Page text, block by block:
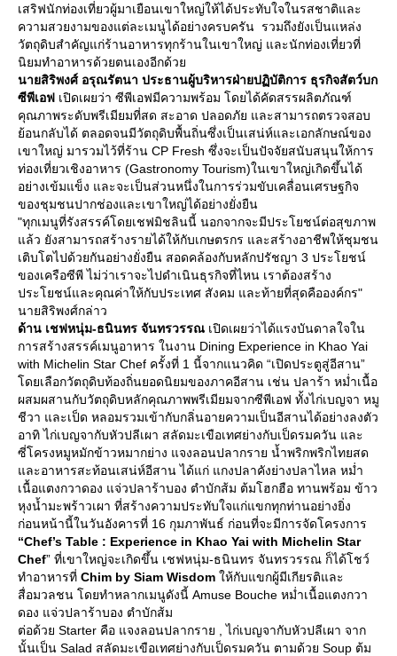
เสริฟนักท่องเที่ยวผู้มาเยือนเขาใหญ่ให้ได้ประทับใจในรสชาติและ
ความสวยงามของแต่ละเมนูได้อย่างครบครัน รวมถึงยังเป็นแหล่ง
วัตถุดิบสำคัญแก่ร้านอาหารทุกร้านในเขาใหญ่ และนักท่องเที่ยวที่
นิยมทำอาหารด้วยตนเองอีกด้ว
นายสิริพงศ์ อรุณรัตนา ประธานผู้บริหารฝ่ายปฏิบัติการ ธุรกิจสัตว์บก
ซีพีเอฟ เปิดเผยว่า ซีพีเอฟมีความพร้อม โดยได้คัดสรรผลิตภัณฑ์
คุณภาพระดับพรีเมียมที่สด สะอาด ปลอดภัย และสามารถตรวจสอบ
้อนกลับได้ ตลอดจนมีวัตถุดิบพื้นถิ่นซึ่งเป็นเสน่ห์และเอกลักษณ์ของ
เขาใหญ่ มารวมไว้ที่ร้าน CP Fresh ซึ่งจะเป็นปัจจัยสนับสนุนให้การ
ท่องเที่ยวเชิงอาหาร (Gastronomy Tourism)ในเขาใหญ่เกิดขึ้นได้
อย่างเข้มแข็ง และจะเป็นส่วนหนึ่งในการร่วมขับเคลื่อนเศรษฐกิจ
ของชุมชนปากช่องและเขาใหญ่ได้อย่างยั่งยืน
"ทุกเมนูที่รังสรรค์โดยเชฟมิชลินนี้ นอกจากจะมีประโยชน์ต่อสุขภาพ
ล้ว ยังสามารถสร้างรายได้ให้กับเกษตรกร และสร้างอาชีพให้ชุมชน
เติบโตไปด้วยกันอย่างยั่งยืน สอดคล้องกับหลักปรัชญา 3 ประโยชน์
ของเครือซีพี ไม่ว่าเราจะไปดำเนินธุรกิจที่ไหน เราต้องสร้าง
ประโยชน์และคุณค่าให้กับประเทศ สังคม และท้ายที่สุดคือองค์กร"
นายสิริพงศ์กล่าว
ด้าน เชฟหนุ่ม-ธนินทร จันทรวรรณ เปิดเผยว่าได้แรงบันดาลใจใน
การสร้างสรรค์เมนูอาหาร ในงาน Dining Experience in Khao Yai
with Michelin Star Chef ครั้งที่ 1 นี้จากแนวคิด “เปิดประตูสู่อีสาน”
ดยเลือกวัตถุดิบท้องถิ่นยอดนิยมของภาคอีสาน เช่น ปลาร้า หม่ำเนื้อ
ผสมผสานกับวัตถุดิบหลักคุณภาพพรีเมียมจากซีพีเอฟ ทั้งไก่เบญจา หมู
ชีวา และเป็ด หลอมรวมเข้ากับกลิ่นอายความเป็นอีสานได้อย่างลงตัว
อาทิ ไก่เบญจากับหัวปลีเผา สลัดมะเขือเทศย่างกับเป็ดรมควัน และ
ซี่โครงหมูหมักข้าวหมากย่าง แจงลอนปลากราย น้ำพริกพริกไทยสด
ละอาหารสะท้อนเสน่ห์อีสาน ได้แก่ แกงปลาคังย่างปลาไหล หม่ำ
เนื้อแตงกวาดอง แจ่วปลาร้าบอง ตำบักส้ม ต้มโฮกฮือ ทานพร้อม ข้าว
หุงน้ำมะพร้าวเผา ที่สร้างความประทับใจแก่แขกทุกท่านอย่างยิ่ง
ก่อนหน้านี้ในวันอังคารที่ 16 กุมภาพันธ์ ก่อนที่จะมีการจัดโครงการ
“Chef’s Table : Experience in Khao Yai with Michelin Star
Chef” ที่เขาใหญ่จะเกิดขึ้น เชฟหนุ่ม-ธนินทร จันทรวรรณ ก็ได้โชว์
ทำอาหารที่ Chim by Siam Wisdom ห้กับแขกผู้มีเกียรติและ
สื่อมวลชน โดยทำหลากเมนูดังนี้ Amuse Bouche หม่ำเนื้อแตงกวา
ดอง แจ่วปลาร้าบอง ตำบักส้ม
ต่อด้วย Starter คือ แจงลอนปลากราย , ไก่เบญจากับหัวปลีเผา จาก
นั้นเป็น Salad สลัดมะเขือเทศย่างกับเป็ดรมควัน ตามด้วย Soup ต้ม